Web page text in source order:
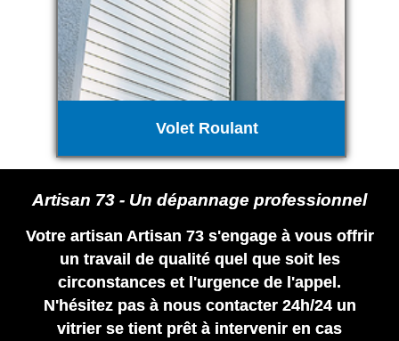
Volet Roulant
Artisan 73 - Un dépannage professionnel
Votre artisan Artisan 73 s'engage à vous offrir
un travail de qualité quel que soit les
circonstances et l'urgence de l'appel.
N'hésitez pas à nous contacter 24h/24 un
vitrier se tient prêt à intervenir en cas